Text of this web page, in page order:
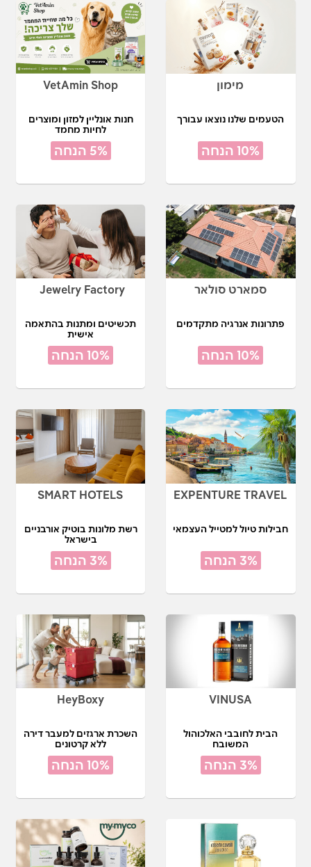
מימון
הטעמים שלנו נוצאו עבורך
10% הנחה
VetAmin Shop
חנות אונליין למזון ומוצרים
לחיות מחמד
5% הנחה
סמארט סולאר
פתרונות אנרגיה מתקדמים
10% הנחה
Jewelry Factory
תכשיטים ומתנות בהתאמה
אישית
10% הנחה
EXPENTURE TRAVEL
חבילות טיול למטייל העצמאי
3% הנחה
SMART HOTELS
רשת מלונות בוטיק אורבניים
בישראל
3% הנחה
VINUSA
הבית לחובבי האלכוהול
המשובח
3% הנחה
HeyBoxy
השכרת ארגזים למעבר דירה
ללא קרטונים
10% הנחה